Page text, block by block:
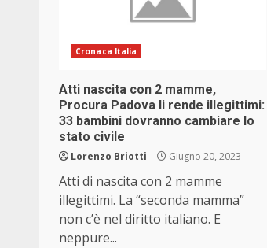
Cronaca Italia
Atti nascita con 2 mamme,
Procura Padova li rende illegittimi:
33 bambini dovranno cambiare lo
stato civile
Lorenzo Briotti Giugno 20, 2023
Atti di nascita con 2 mamme
illegittimi. La “seconda mamma”
non c’è nel diritto italiano. E
neppure...